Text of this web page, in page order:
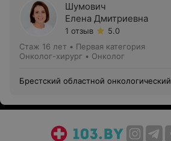
Шумович
Елена Дмитриевна
1 отзыв
5.0
Стаж 16 лет • Первая категория
Онколог-хирург • Онколог
Брестский областной онкологический